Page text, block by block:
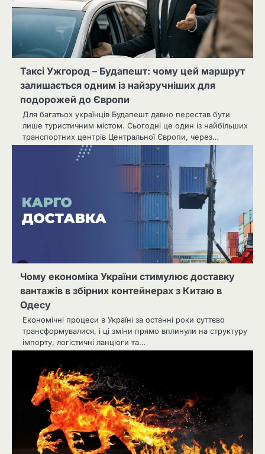
Таксі Ужгород – Будапешт: чому цей маршрут
залишається одним із найзручніших для
подорожей до Європи
Для багатьох українців Будапешт давно перестав бути
лише туристичним містом. Сьогодні це один із найбільших
транспортних центрів Центральної Європи, через…
Чому економіка України стимулює доставку
вантажів в збірних контейнерах з Китаю в
Одесу
Економічні процеси в Україні за останні роки суттєво
трансформувалися, і ці зміни прямо вплинули на структуру
імпорту, логістичні ланцюги та…